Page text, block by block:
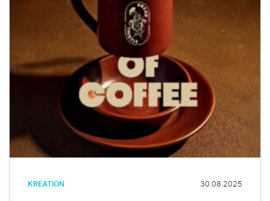
KREATION 30.08.2025